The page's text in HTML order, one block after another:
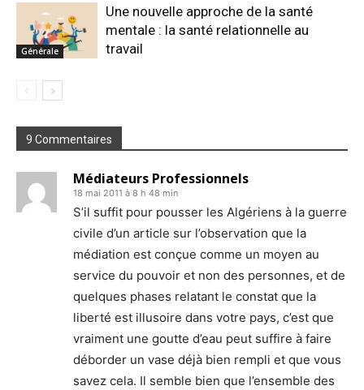
Générale
Une nouvelle approche de la santé
mentale : la santé relationnelle au
travail
9 Commentaires
Médiateurs Professionnels
18 mai 2011 à 8 h 48 min
S’il suffit pour pousser les Algériens à la guerre
civile d’un article sur l’observation que la
médiation est conçue comme un moyen au
service du pouvoir et non des personnes, et de
quelques phases relatant le constat que la
liberté est illusoire dans votre pays, c’est que
vraiment une goutte d’eau peut suffire à faire
déborder un vase déjà bien rempli et que vous
savez cela. Il semble bien que l’ensemble des